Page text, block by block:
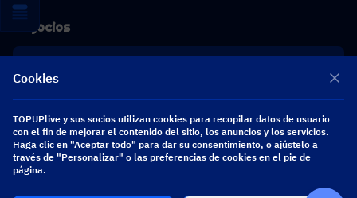
Negocios
[email protected]
[email protected]
Síguenos
Cookies
TOPUPlive y sus socios utilizan cookies para recopilar datos de usuario
con el fin de mejorar el contenido del sitio, los anuncios y los servicios.
Haga clic en "Aceptar todo" para dar su consentimiento, o ajústelo a
través de "Personalizar" o las preferencias de cookies en el pie de
página.